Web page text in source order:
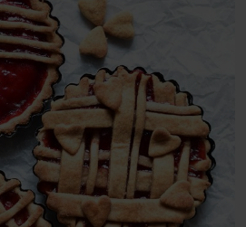
(Schoko-Quark-
(Schoko-Nuss-Zopf)
(Quarktaschen)
mit Nussstreuse